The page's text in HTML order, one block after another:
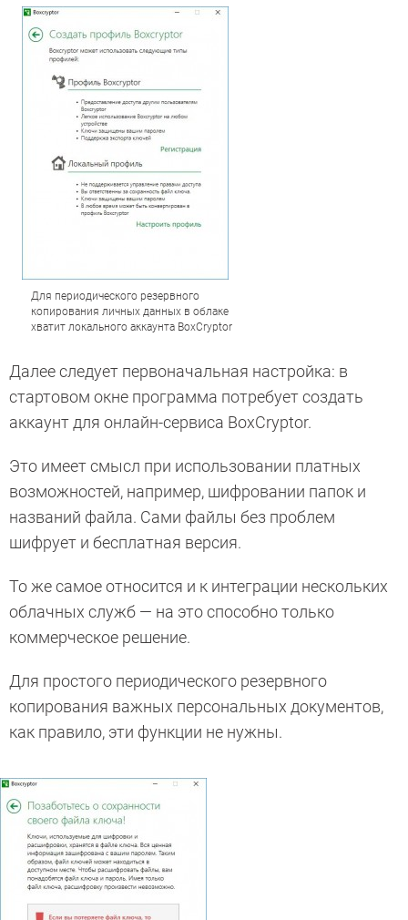
Для периодического резервного
копирования личных данных в облаке
хватит локального аккаунта BoxCryptor
Далее следует первоначальная настройка: в
стартовом окне программа потребует создать
аккаунт для онлайн-сервиса BoxCryptor.
Это имеет смысл при использовании платных
возможностей, например, шифровании папок и
названий файла. Сами файлы без проблем
шифрует и бесплатная версия.
То же самое относится и к интеграции нескольких
облачных служб — на это способно только
коммерческое решение.
Для простого периодического резервного
копирования важных персональных документов,
как правило, эти функции не нужны.